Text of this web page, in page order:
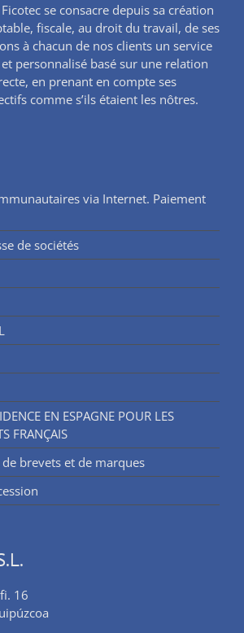
se consacre depuis sa création
fiscale, au droit du travail, de ses
à chacun de nos clients un service
personnalisé basé sur une relation
en prenant en compte ses
comme s’ils étaient les nôtres.
via Internet. Paiement
de sociétés
EN ESPAGNE POUR LES
FRANÇAIS
brevets et de marques
16